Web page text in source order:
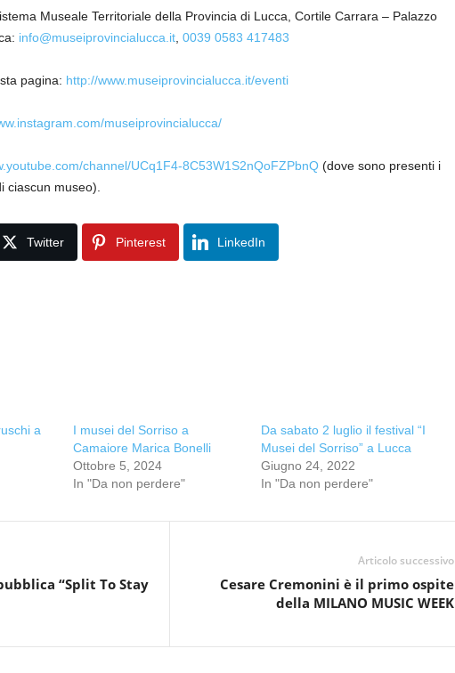
Museale Territoriale della Provincia di Lucca, Cortile Carrara – Palazzo
info@museiprovincialucca.it, 0039 0583 417483
pagina: http://www.museiprovincialucca.it/eventi
museiprovincialucca/
channel/UCq1F4-8C53W1S2nQoFZPbnQ(dove sono presenti i
ciascun museo).
Twitter Pinterest LinkedIn
a
I musei del Sorriso a
Camaiore Marica Bonelli
Ottobre 5, 2024
In "Da non perdere"
Da sabato 2 luglio il festival “I
Musei del Sorriso” a Lucca
Giugno 24, 2022
In "Da non perdere"
“Split To Stay
Articolo successivo
Cesare Cremonini è il primo ospite
della MILANO MUSIC WEEK